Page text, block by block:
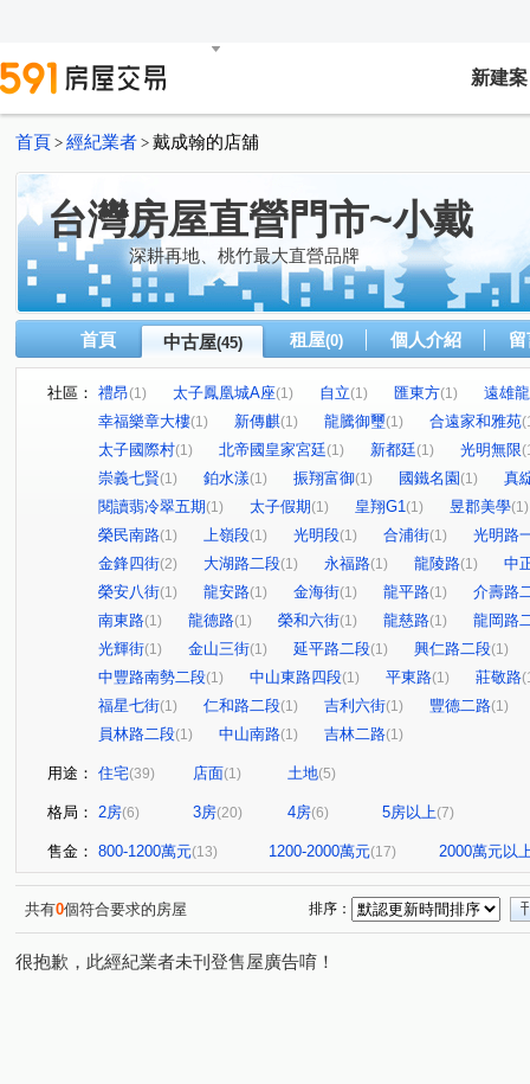
新建案
首頁 > 經紀業者 > 戴成翰的店舖
台灣房屋直營門市~小戴
深耕再地、桃竹最大直營品牌
首頁 中古屋(45) 租屋(0) 個人介紹
社區： 禮昂(1) 太子鳳凰城A座(1) 自立(1) 匯東方(1)
遠雄
幸福樂章大樓(1) 新傳麒(1) 龍騰御璽(1) 合遠家和雅苑
太子國際村(1) 北帝國皇家宮廷(1) 新都廷(1) 光明無限
崇義七賢(1) 鉑水漾(1) 振翔富御(1) 國鐵名園(1)
真
閱讀翡冷翠五期(1) 太子假期(1) 皇翔G1(1) 昱郡美學(1)
榮民南路(1) 上嶺段(1) 光明段(1) 合浦街(1)
光明路
金鋒四街(2) 大湖路二段(1) 永福路(1) 龍陵路(1)
中
榮安八街(1) 龍安路(1) 金海街(1) 龍平路(1)
介壽路
南東路(1) 龍德路(1) 榮和六街(1) 龍慈路(1)
龍岡路
光輝街(1) 金山三街(1) 延平路二段(1) 興仁路二段(1)
中豐路南勢二段(1) 中山東路四段(1) 平東路(1) 莊敬路
福星七街(1) 仁和路二段(1) 吉利六街(1) 豐德二路(1)
員林路二段(1) 中山南路(1) 吉林二路(1)
用途： 住宅(39) 店面(1) 土地(5)
格局： 2房(6) 3房(20) 4房(6) 5房以上(7)
售金： 800-1200萬元(13) 1200-2000萬元(17) 2000萬元以
共有0個符合要求的房屋 排序：
很抱歉，此經紀業者未刊登售屋廣告唷！